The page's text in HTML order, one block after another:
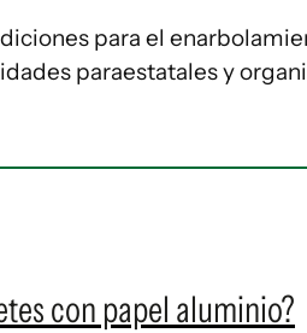
para el
paraestatales y
con papel aluminio?